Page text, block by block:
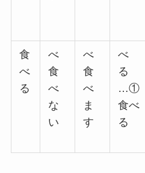
食
べ
る
べ
食
べ
な
い
べ
食
べ
ま
す
べ
る
…①
食べ
る